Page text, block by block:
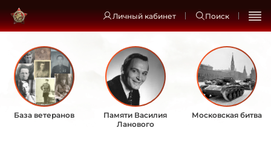
Личный кабинет Поиск
База ветеранов
Памяти Василия
Ланового
Московская битва